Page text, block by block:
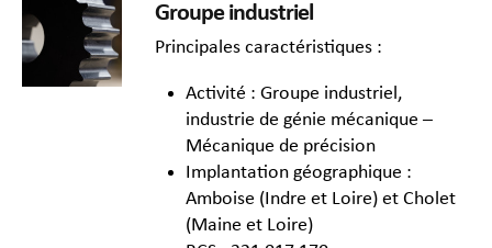
Groupe industriel
Principales caractéristiques :
Activité : Groupe industriel,
industrie de génie mécanique –
Mécanique de précision
Implantation géographique :
Amboise (Indre et Loire) et Cholet
(Maine et Loire)